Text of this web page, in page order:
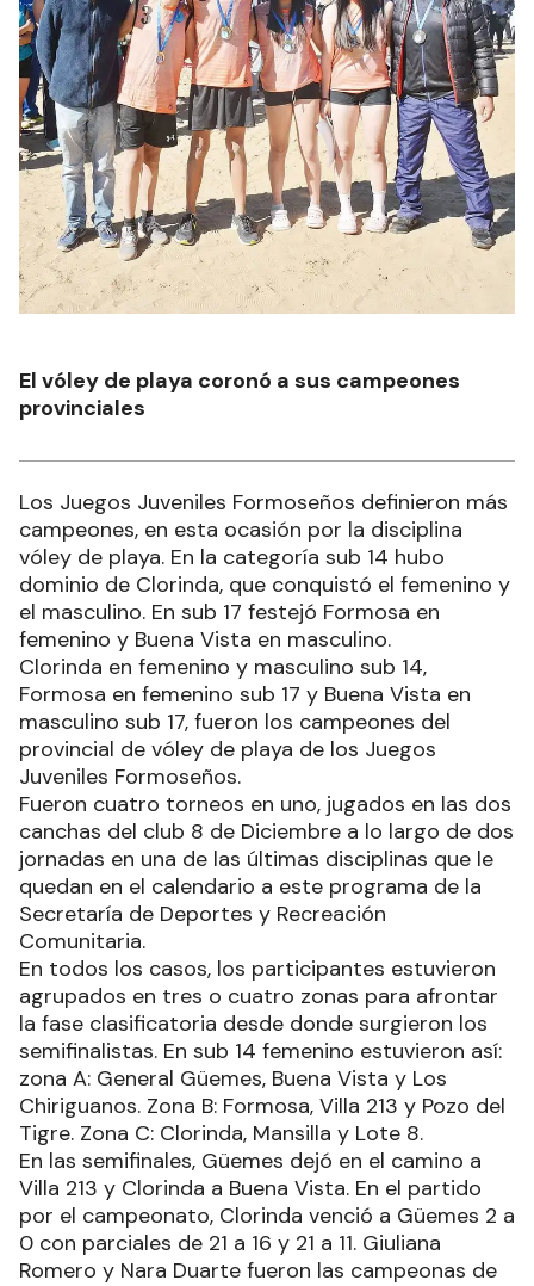
El vóley de playa coronó a sus campeones
provinciales
Los Juegos Juveniles Formoseños definieron más
campeones, en esta ocasión por la disciplina
vóley de playa. En la categoría sub 14 hubo
dominio de Clorinda, que conquistó el femenino y
el masculino. En sub 17 festejó Formosa en
femenino y Buena Vista en masculino.
Clorinda en femenino y masculino sub 14,
Formosa en femenino sub 17 y Buena Vista en
masculino sub 17, fueron los campeones del
provincial de vóley de playa de los Juegos
Juveniles Formoseños.
Fueron cuatro torneos en uno, jugados en las dos
canchas del club 8 de Diciembre a lo largo de dos
jornadas en una de las últimas disciplinas que le
quedan en el calendario a este programa de la
Secretaría de Deportes y Recreación
Comunitaria.
En todos los casos, los participantes estuvieron
agrupados en tres o cuatro zonas para afrontar
la fase clasificatoria desde donde surgieron los
semifinalistas. En sub 14 femenino estuvieron así:
zona A: General Güemes, Buena Vista y Los
Chiriguanos. Zona B: Formosa, Villa 213 y Pozo del
Tigre. Zona C: Clorinda, Mansilla y Lote 8.
En las semifinales, Güemes dejó en el camino a
Villa 213 y Clorinda a Buena Vista. En el partido
por el campeonato, Clorinda venció a Güemes 2 a
0 con parciales de 21 a 16 y 21 a 11. Giuliana
Romero y Nara Duarte fueron las campeonas de